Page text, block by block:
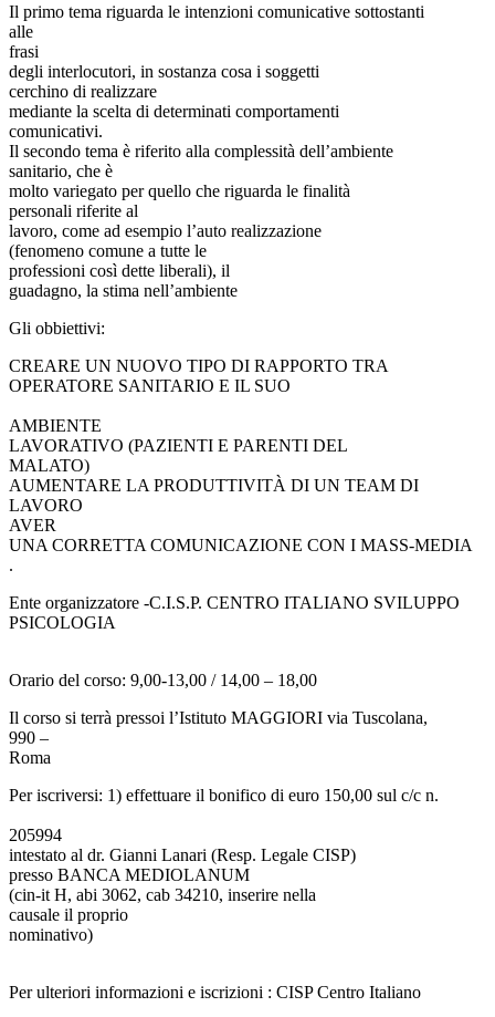
Il primo tema riguarda le intenzioni comunicative sottostanti
alle
frasi
degli interlocutori, in sostanza cosa i soggetti
cerchino di realizzare
mediante la scelta di determinati comportamenti
comunicativi.
Il secondo tema è riferito alla complessità dell’ambiente
sanitario, che è
molto variegato per quello che riguarda le finalità
personali riferite al
lavoro, come ad esempio l’auto realizzazione
(fenomeno comune a tutte le
professioni così dette liberali), il
guadagno, la stima nell’ambiente
Gli obbiettivi:
CREARE UN NUOVO TIPO DI RAPPORTO TRA
OPERATORE SANITARIO E IL SUO
AMBIENTE
LAVORATIVO (PAZIENTI E PARENTI DEL
MALATO)
AUMENTARE LA PRODUTTIVITÀ DI UN TEAM DI
LAVORO
AVER
UNA CORRETTA COMUNICAZIONE CON I MASS-MEDIA
.
Ente organizzatore -C.I.S.P. CENTRO ITALIANO SVILUPPO
PSICOLOGIA
Orario del corso: 9,00-13,00 / 14,00 – 18,00
Il corso si terrà pressoi l’Istituto MAGGIORI via Tuscolana,
990 –
Roma
Per iscriversi: 1) effettuare il bonifico di euro 150,00 sul c/c n.
205994
intestato al dr. Gianni Lanari (Resp. Legale CISP)
presso BANCA MEDIOLANUM
(cin-it H, abi 3062, cab 34210, inserire nella
causale il proprio
nominativo)
Per ulteriori informazioni e iscrizioni : CISP Centro Italiano